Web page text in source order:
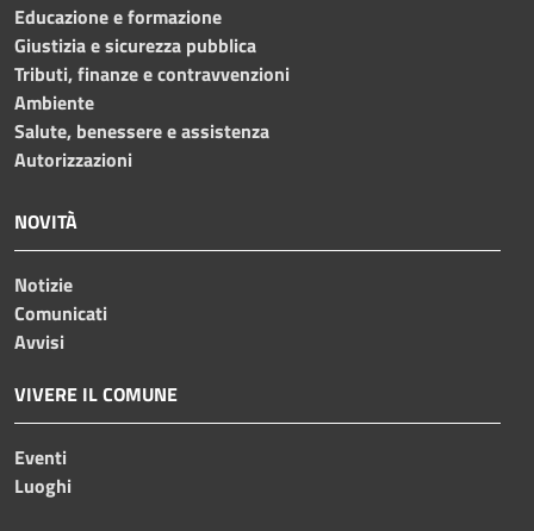
Educazione e formazione
Giustizia e sicurezza pubblica
Tributi, finanze e contravvenzioni
Ambiente
Salute, benessere e assistenza
Autorizzazioni
NOVITÀ
Notizie
Comunicati
Avvisi
VIVERE IL COMUNE
Eventi
Luoghi